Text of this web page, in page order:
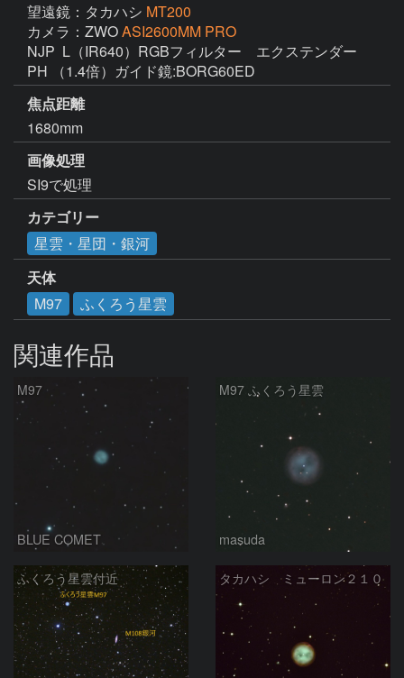
望遠鏡：タカハシ MT200
カメラ：ZWOASI2600MM PRO
NJP  L（IR640）RGBフィルター　エクステンダー
PH （1.4倍）ガイド鏡:BORG60ED
焦点距離
1680mm
画像処理
カテゴリー
星雲・星団・銀河
天体
M97
ふくろう星雲
関連作品
M97
BLUE COMET
M97 ふくろう星雲
masuda
ふくろう星雲付近 タカハシ ミューロン２１０